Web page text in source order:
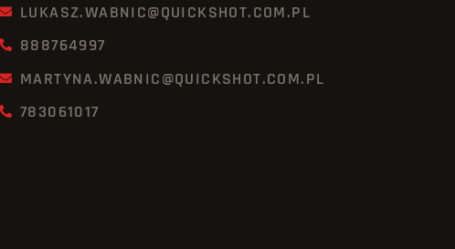
LUKASZ.WABNIC@QUICKSHOT.COM.PL
888764997
MARTYNA.WABNIC@QUICKSHOT.COM.PL
783061017